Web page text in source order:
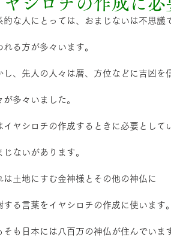
的な人にとっては、おまじないは不思議
れる方が多々います。
し、先人の人々は暦、方位などに吉凶を
が多々いました。
イヤシロチの作成するときに必要として
じないがあります。
は土地にすむ金神様とその他の神仏に
する言葉をイヤシロチの作成に使います。
そも日本には八百万の神仏が住んでいま